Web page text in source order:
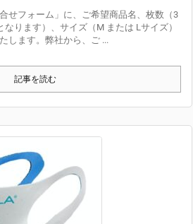
せフォーム」に、ご希望商品名、枚数（3
ります）、サイズ（M または Lサイズ）
します。弊社から、ご ...
記事を読む